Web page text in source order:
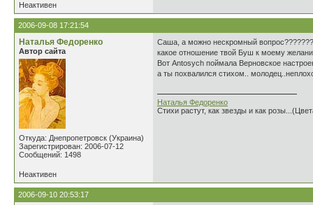
Неактивен
2006-09-08 17:21:54
Наталья Федоренко
Автор сайта
Откуда: Днепропетровск (Украина)
Зарегистрирован: 2006-07-12
Сообщений: 1498
Саша, а можно нескромный
какое отношение твой Буш к моему
Вот Antosych поймала Верновское
а ты похвалился стихом..
Наталья Федоренко
Стихи растут, как звезды и как
Неактивен
2006-09-10 20:53:17